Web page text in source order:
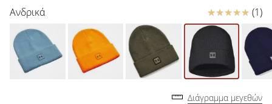
μάρκας
μας.
Ανδρικά Κριτικές (1)
Διάγραμμα μεγεθών